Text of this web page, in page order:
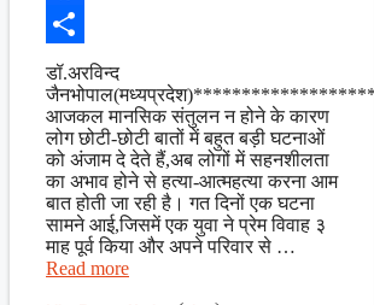
Facebook
Share
डॉ.अरविन्द
आजकल मानसिक संतुलन न होने के कारण
लोग छोटी-छोटी बातों में बहुत बड़ी घटनाओं
को अंजाम दे देते हैं,अब लोगों में सहनशीलता
का अभाव होने से हत्या-आत्महत्या करना आम
बात होती जा रही है। गत दिनों एक घटना
सामने आई,जिसमें एक युवा ने प्रेम विवाह ३
माह पूर्व किया और अपने परिवार से …
Read more